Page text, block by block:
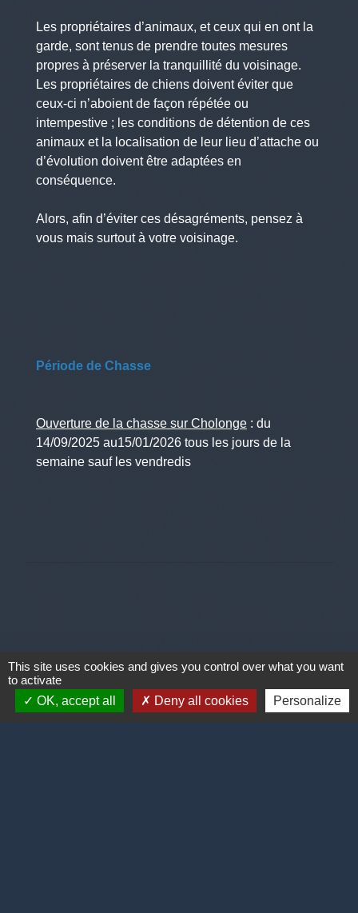
Les propriétaires d’animaux, et ceux qui en ont la
garde, sont tenus de prendre toutes mesures
propres à préserver la tranquillité du voisinage.
Les propriétaires de chiens doivent éviter que
ceux-ci n’aboient de façon répétée ou
intempestive ; les conditions de détention de ces
animaux et la localisation de leur lieu d’attache ou
d’évolution doivent être adaptées en
conséquence.
Alors, afin d’éviter ces désagréments, pensez à
vous mais surtout à votre voisinage.
Période de Chasse
Ouverture de la chasse sur Cholonge : du
14/09/2025 au15/01/2026 tous les jours de la
semaine sauf les vendredis
26 rue de la Mairie
38220 Cholonge - FRANCE
This site uses cookies and gives you control over what you want
to activate
OK, accept all
Deny all cookies Personalize